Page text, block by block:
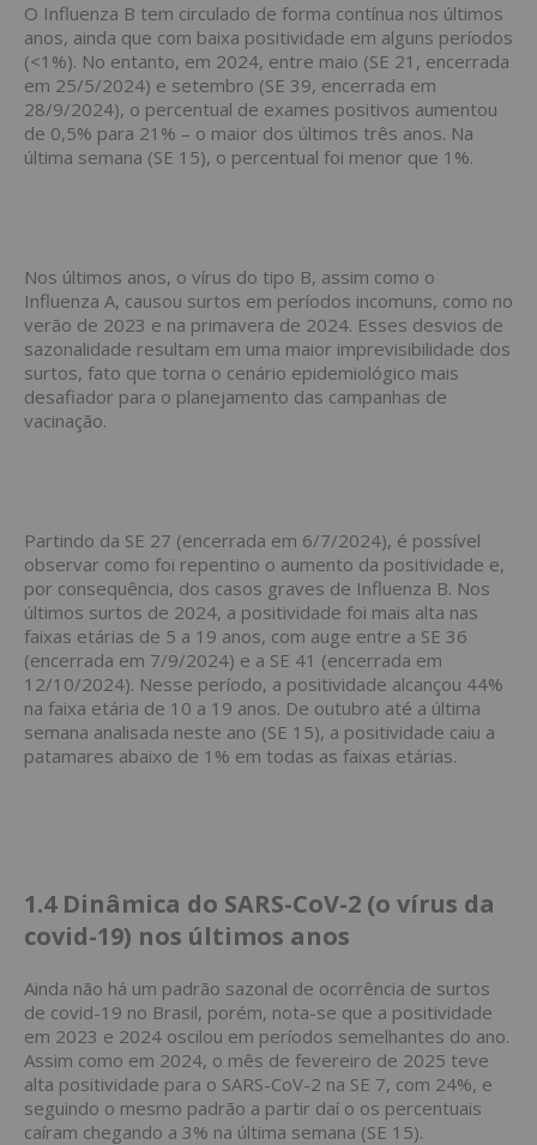
O Influenza B tem circulado de forma contínua nos últimos
anos, ainda que com baixa positividade em alguns períodos
(<1%). No entanto, em 2024, entre maio (SE 21, encerrada
em 25/5/2024) e setembro (SE 39, encerrada em
28/9/2024), o percentual de exames positivos aumentou
de 0,5% para 21% – o maior dos últimos três anos. Na
última semana (SE 15), o percentual foi menor que 1%.
Nos últimos anos, o vírus do tipo B, assim como o
Influenza A, causou surtos em períodos incomuns, como no
verão de 2023 e na primavera de 2024. Esses desvios de
sazonalidade resultam em uma maior imprevisibilidade dos
surtos, fato que torna o cenário epidemiológico mais
desafiador para o planejamento das campanhas de
vacinação.
Partindo da SE 27 (encerrada em 6/7/2024), é possível
observar como foi repentino o aumento da positividade e,
por consequência, dos casos graves de Influenza B. Nos
últimos surtos de 2024, a positividade foi mais alta nas
faixas etárias de 5 a 19 anos, com auge entre a SE 36
(encerrada em 7/9/2024) e a SE 41 (encerrada em
12/10/2024). Nesse período, a positividade alcançou 44%
na faixa etária de 10 a 19 anos. De outubro até a última
semana analisada neste ano (SE 15), a positividade caiu a
patamares abaixo de 1% em todas as faixas etárias.
1.4 Dinâmica do SARS-CoV-2 (o vírus da
covid-19) nos últimos anos
Ainda não há um padrão sazonal de ocorrência de surtos
de covid-19 no Brasil, porém, nota-se que a positividade
em 2023 e 2024 oscilou em períodos semelhantes do ano.
Assim como em 2024, o mês de fevereiro de 2025 teve
alta positividade para o SARS-CoV-2 na SE 7, com 24%, e
seguindo o mesmo padrão a partir daí o os percentuais
caíram chegando a 3% na última semana (SE 15).